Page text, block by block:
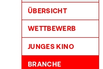
ÜBERSICHT
WETTBEWERB
JUNGES KINO
BRANCHE